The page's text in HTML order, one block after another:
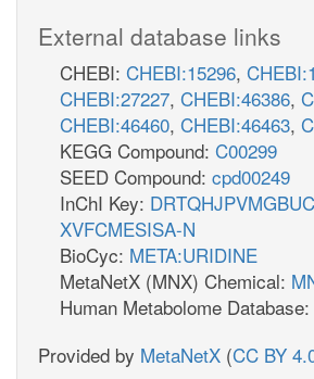
External database links
CHEBI: CHEBI:15296,
CHEBI:27227, CHEBI:46386,
CHEBI:46460, CHEBI:46463,
KEGG Compound: C00299
SEED Compound: cpd00249
InChI Key:
XVFCMESISA-N
BioCyc: META:URIDINE
MetaNetX (MNX) Chemical:
Human Metabolome Database:
Provided by MetaNetX (CC BY